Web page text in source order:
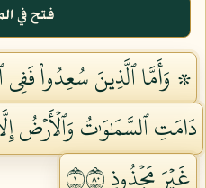
فتح في
۞ وَأَمَّا ٱلَّذِينَ سُعِدُواْ
دَامَتِ ٱلسَّمَٰوَٰتُ وَٱلۡأَرۡضُ
غَيۡرَ مَجۡذُوذٖ ١٠٨